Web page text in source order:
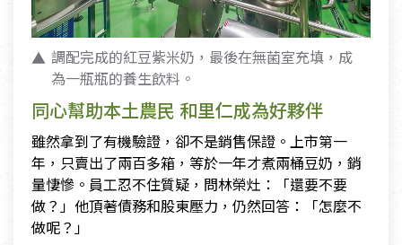
調配完成的紅豆紫米奶，最後在無菌室充填，成
為一瓶瓶的養生飲料。
同心幫助本土農民 和里仁成為好夥伴
雖然拿到了有機驗證，卻不是銷售保證。上市第一
年，只賣出了兩百多箱，等於一年才煮兩桶豆奶，銷
量悽慘。員工忍不住質疑，問林榮灶：「還要不要
做？」他頂著債務和股東壓力，仍然回答：「怎麼不
做呢？」